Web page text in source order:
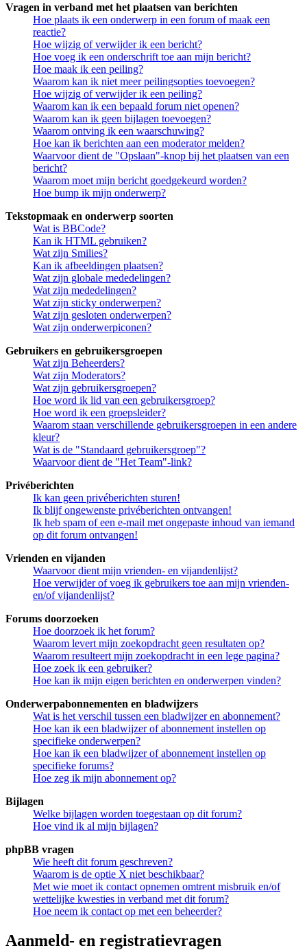
Vragen in verband met het plaatsen van berichten
Hoe plaats ik een onderwerp in een forum of maak een
reactie?
Hoe wijzig of verwijder ik een bericht?
Hoe voeg ik een onderschrift toe aan mijn bericht?
Hoe maak ik een peiling?
Waarom kan ik niet meer peilingsopties toevoegen?
Hoe wijzig of verwijder ik een peiling?
Waarom kan ik een bepaald forum niet openen?
Waarom kan ik geen bijlagen toevoegen?
Waarom ontving ik een waarschuwing?
Hoe kan ik berichten aan een moderator melden?
Waarvoor dient de "Opslaan"-knop bij het plaatsen van een
bericht?
Waarom moet mijn bericht goedgekeurd worden?
Hoe bump ik mijn onderwerp?
Tekstopmaak en onderwerp soorten
Wat is BBCode?
Kan ik HTML gebruiken?
Wat zijn Smilies?
Kan ik afbeeldingen plaatsen?
Wat zijn globale mededelingen?
Wat zijn mededelingen?
Wat zijn sticky onderwerpen?
Wat zijn gesloten onderwerpen?
Wat zijn onderwerpiconen?
Gebruikers en gebruikersgroepen
Wat zijn Beheerders?
Wat zijn Moderators?
Wat zijn gebruikersgroepen?
Hoe word ik lid van een gebruikersgroep?
Hoe word ik een groepsleider?
Waarom staan verschillende gebruikersgroepen in een andere
kleur?
Wat is de "Standaard gebruikersgroep"?
Waarvoor dient de "Het Team"-link?
Privéberichten
Ik kan geen privéberichten sturen!
Ik blijf ongewenste privéberichten ontvangen!
Ik heb spam of een e-mail met ongepaste inhoud van iemand
op dit forum ontvangen!
Vrienden en vijanden
Waarvoor dient mijn vrienden- en vijandenlijst?
Hoe verwijder of voeg ik gebruikers toe aan mijn vrienden-
en/of vijandenlijst?
Forums doorzoeken
Hoe doorzoek ik het forum?
Waarom levert mijn zoekopdracht geen resultaten op?
Waarom resulteert mijn zoekopdracht in een lege pagina?
Hoe zoek ik een gebruiker?
Hoe kan ik mijn eigen berichten en onderwerpen vinden?
Onderwerpabonnementen en bladwijzers
Wat is het verschil tussen een bladwijzer en abonnement?
Hoe kan ik een bladwijzer of abonnement instellen op
specifieke onderwerpen?
Hoe kan ik een bladwijzer of abonnement instellen op
specifieke forums?
Hoe zeg ik mijn abonnement op?
Bijlagen
Welke bijlagen worden toegestaan op dit forum?
Hoe vind ik al mijn bijlagen?
phpBB vragen
Wie heeft dit forum geschreven?
Waarom is de optie X niet beschikbaar?
Met wie moet ik contact opnemen omtrent misbruik en/of
wettelijke kwesties in verband met dit forum?
Hoe neem ik contact op met een beheerder?
Aanmeld- en registratievragen